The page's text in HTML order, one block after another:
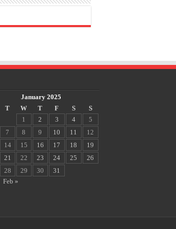
January 2025
T W T F S
S
1
2 3 4
5
7 8 9 10 11
12
14 15 16 17 18
19
21 22 23 24 25
26
28 29 30
31
Feb »